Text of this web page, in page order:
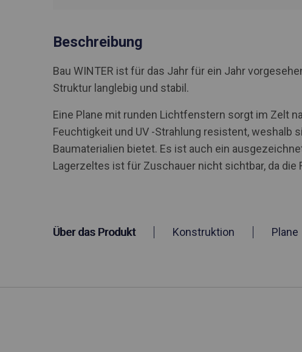
Beschreibung
Bau WINTER ist für das Jahr für ein Jahr
Struktur langlebig und stabil.
Eine Plane mit runden Lichtfenstern sorgt im Zelt
Feuchtigkeit und UV -Strahlung resistent, weshalb
Baumaterialien bietet. Es ist auch ein
Lagerzeltes ist für Zuschauer nicht sichtbar, da
Über das Produkt Konstruktion Plane